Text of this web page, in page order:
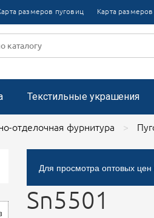
размеров пуговиц Карта размеров
Текстильные украшения
отделочная вязаная
Аппликации пришивные с
Броши со стразами,
отделочная фурнитура
Для просмотра оптовых
Sn5501